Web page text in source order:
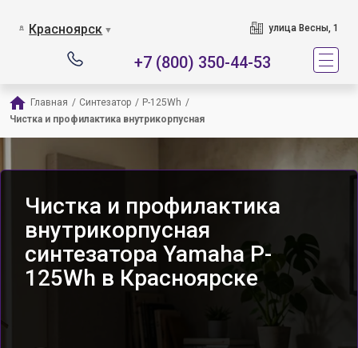
Красноярск ▼ улица Весны, 1
+7 (800) 350-44-53
Главная / Синтезатор / P-125Wh /
Чистка и профилактика внутрикорпусная
Чистка и профилактика
внутрикорпусная
синтезатора Yamaha P-
125Wh в Красноярске